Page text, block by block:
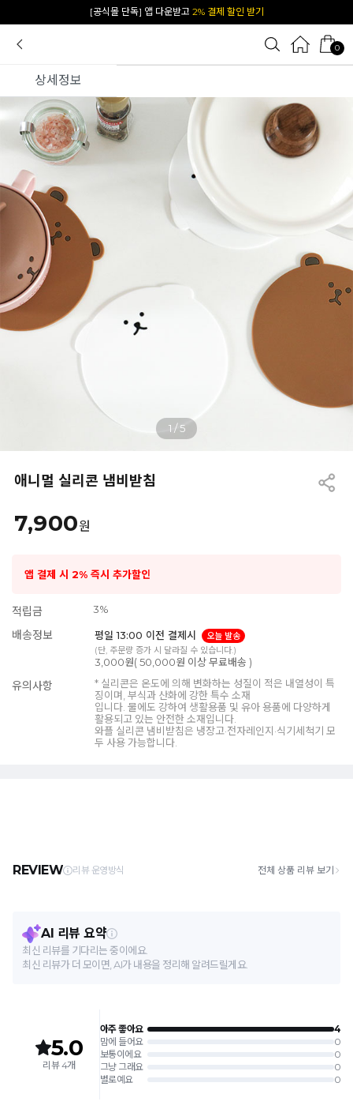
[공식몰 단독] 앱 다운받고 2% 결제 할인 받기
0
상세정보
1 /5
애니멀 실리콘 냄비받침
7,900원
앱 결제 시 2% 즉시 추가할인
적립금 3%
배송정보 평일 13:00 이전 결제시
오늘 발송
(단, 주문량 증가 시 달라질 수 있습니다.)
3,000원( 50,000원 이상 무료배송 )
유의사항
* 실리콘은 온도에 의해 변화하는 성질이 적은 내열성이 특
징이며, 부식과 산화에 강한 특수 소재
입니다. 물에도 강하여 생활용품 및 유아 용품에 다양하게
활용되고 있는 안전한 소재입니다.
와플 실리콘 냄비받침은 냉장고·전자레인지·식기세척기 모
두 사용 가능합니다.